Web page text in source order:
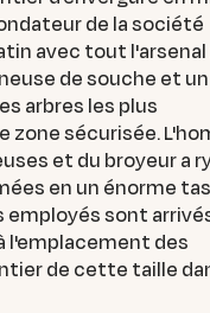
de la société
avec tout l'arsenal
de souche et un
arbres les plus
zone sécurisée.
et du broyeur a
en un énorme
employés sont
l'emplacement des
de cette taille